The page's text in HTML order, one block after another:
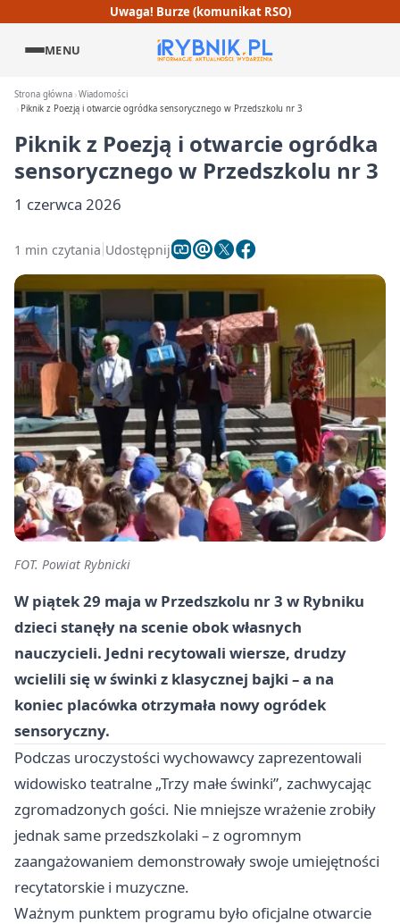
Uwaga! Burze (komunikat RSO)
MENU
Strona główna Wiadomości
Piknik z Poezją i otwarcie ogródka sensorycznego w Przedszkolu nr 3
Piknik z Poezją i otwarcie ogródka
sensorycznego w Przedszkolu nr 3
1 czerwca 2026
1 min czytania Udostępnij
FOT. Powiat Rybnicki
W piątek 29 maja w Przedszkolu nr 3 w Rybniku
dzieci stanęły na scenie obok własnych
nauczycieli. Jedni recytowali wiersze, drudzy
wcielili się w świnki z klasycznej bajki – a na
koniec placówka otrzymała nowy ogródek
sensoryczny.
Podczas uroczystości wychowawcy zaprezentowali
widowisko teatralne „Trzy małe świnki”, zachwycając
zgromadzonych gości. Nie mniejsze wrażenie zrobiły
jednak same przedszkolaki – z ogromnym
zaangażowaniem demonstrowały swoje umiejętności
recytatorskie i muzyczne.
Ważnym punktem programu było oficjalne otwarcie